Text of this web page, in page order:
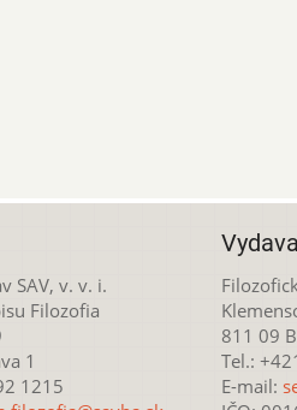
SAV, v. v. i.
Filozofia
1
1215
811 09
Tel.:
E-mail: